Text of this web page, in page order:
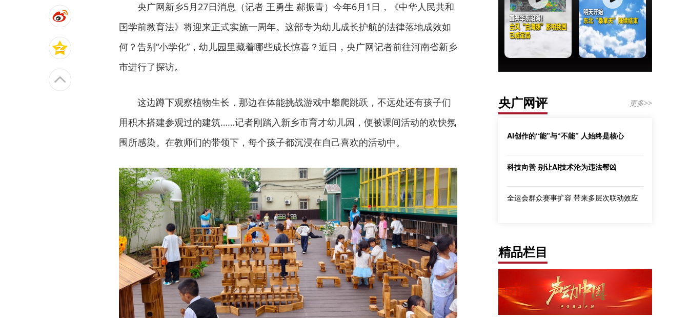
央广网新乡5月27日消息（记者 王勇生 郝振青）今年6月1日，《中华人民共和
国学前教育法》将迎来正式实施一周年。这部专为幼儿成长护航的法律落地成效如
何？告别“小学化”，幼儿园里藏着哪些成长惊喜？近日，央广网记者前往河南省新乡
市进行了探访。
这边蹲下观察植物生长，那边在体能挑战游戏中攀爬跳跃，不远处还有孩子们
用积木搭建参观过的建筑……记者刚踏入新乡市育才幼儿园，便被课间活动的欢快氛
围所感染。在教师们的带领下，每个孩子都沉浸在自己喜欢的活动中。
央广网评 更多>>
AI创作的“能”与“不能” 人始终是核心
科技向善 别让AI技术沦为违法帮凶
全运会群众赛事扩容 带来多层次联动效应
精品栏目